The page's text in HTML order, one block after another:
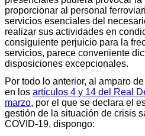
proporcionar al personal
servicios esenciales del
realizar sus actividades en
consiguiente perjuicio para la
servicios, parece conveniente
disposiciones excepcionales.
Por todo lo anterior, al amparo
en los artículos 4 y 14 del Real
marzo, por el que se declara el
gestión de la situación de crisis
COVID-19, dispongo: